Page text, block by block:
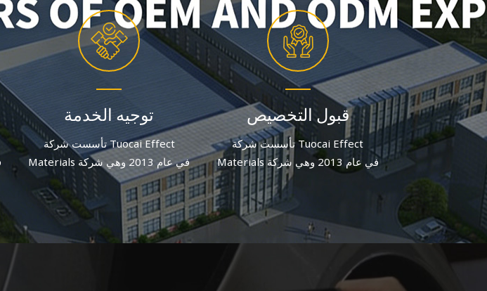
توجيه الخدمة
تأسست شركة Tuocai Effect
Materials في عام 2013 وهي شركة
مصنعة لصبغات الألومنيوم تركز على
الجودة والابتكار. وبعد جهد متواصل، يبلغ
موظفًا.
قبول التخصيص
تأسست شركة Tuocai Effect
Materials في عام 2013 وهي شركة
مصنعة لصبغات الألومنيوم تركز على
الجودة والابتكار. وبعد جهد متواصل، يبلغ
عدد الموظفين الحاليين أكثر من 60
موظفًا.